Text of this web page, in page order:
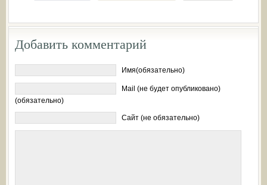
Добавить комментарий
Имя(обязательно)
Mail (не будет опубликовано)
(обязательно)
Сайт (не обязательно)